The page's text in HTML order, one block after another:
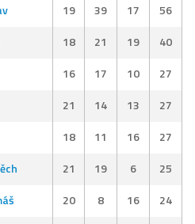
19 39 17
56
18 21 19
40
16 17 10
27
21 14 13
27
18 11 16
27
21 19 6
25
20 8 16
24